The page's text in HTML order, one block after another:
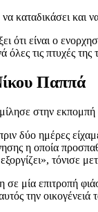
καταδικάσει και
ότι είναι ο
τις πτυχές
Παππά
στην
δύο ημέρες
η οποία
τόνισε
μία επιτροπή
την